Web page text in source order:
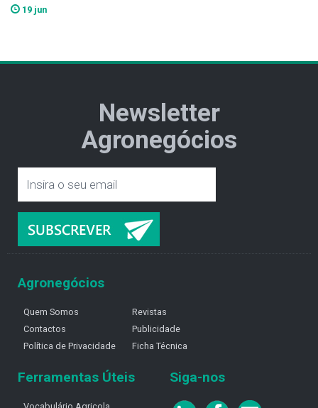
19 jun
Newsletter
Agronegócios
Agronegócios
Quem Somos
Contactos
Política de Privacidade
Revistas
Publicidade
Ficha Técnica
Ferramentas Úteis
Vocabulário Agricola
Siga-nos